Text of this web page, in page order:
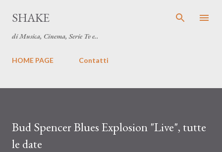
SHAKE
di Musica, Cinema, Serie Tv e..
HOME PAGE Contatti
Bud Spencer Blues Explosion "Live", tutte
le date